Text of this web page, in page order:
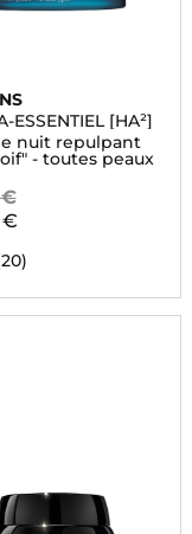
ESSENTIEL [HA²]
nuit repulpant
- toutes peaux
€
€